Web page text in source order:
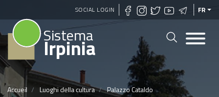
Aller
au
SOCIAL LOGIN FR
Sistema
Irpinia
Accueil Luoghi della cultura Palazzo Cataldo